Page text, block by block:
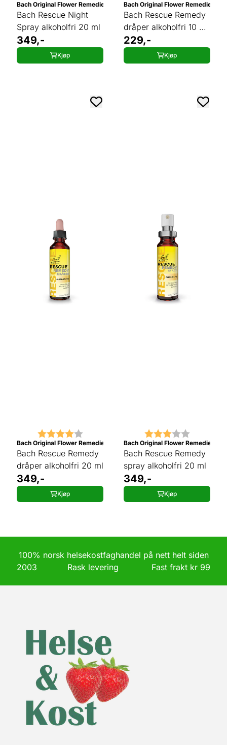
Bach Original Flower Remedies
Bach Rescue Night
Spray alkoholfri 20 ml
349,-
Kjøp
Bach Original Flower Remedies
Bach Rescue Remedy
dråper alkoholfri 10 ml
liten flaske
229,-
Kjøp
Karakter: 4.0 av 5 mulige
Bach Original Flower Remedies
Bach Rescue Remedy
dråper alkoholfri 20 ml
349,-
Kjøp
Karakter: 3.0 av 5
Bach Original Flower Remedies
Bach Rescue Remedy
spray alkoholfri 20 ml
349,-
Kjøp
100% norsk helsekostfaghandel på nett helt siden
2003 Rask levering Fast frakt kr 99